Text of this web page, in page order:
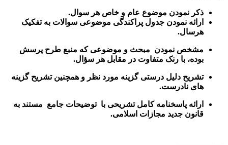
ذکر نمودن موضوع عام و خاص هر سوال.
ارائه نمودن جدول پراکندگی موضوعی سوالات به تفکیک
هرسال.
مشخص نمودن مبحث و موضوعی که منبع طرح پرسش
بوده، با رنک متفاوت در مقابل هر سؤال.
تشریح دلیل درستی گزینه مورد نظر و همچنین تشریح گزینه
های نادرست.
ارائه پاسخنامه کامل تشریحی با توضیحات جامع مستند به
قانون جدید مجازات اسلامی.